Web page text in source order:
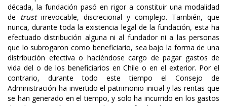
década, la fundación pasó en rigor a constituir una modalidad
de trustirrevocable, discrecional y complejo. También, que
nunca, durante toda la existencia legal de la fundación, esta ha
efectuado distribución alguna ni al fundador ni a las personas
que lo subrogaron como beneficiario, sea bajo la forma de una
distribución efectiva o haciéndose cargo de pagar gastos de
vida del o de los beneficiarios en Chile o en el exterior. Por el
contrario, durante todo este tiempo el Consejo de
Administración ha invertido el patrimonio inicial y las rentas que
se han generado en el tiempo, y solo ha incurrido en los gastos